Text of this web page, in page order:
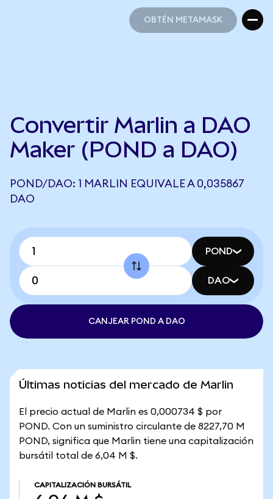
OBTÉN METAMASK
Convertir Marlin a DAO
Maker (POND a DAO)
POND/DAO: 1 MARLIN EQUIVALE A 0,035867
DAO
POND
DAO
CANJEAR POND A DAO
Últimas noticias del mercado de Marlin
El precio actual de Marlin es 0,000734 $ por
POND. Con un suministro circulante de 8227,70 M
POND, significa que Marlin tiene una capitalización
bursátil total de 6,04 M $.
CAPITALIZACIÓN BURSÁTIL